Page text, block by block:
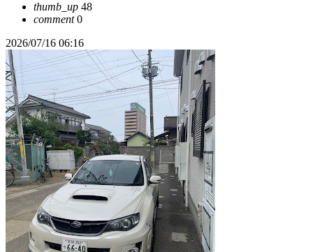
thumb_up 48
comment0
2026/07/16 06:16